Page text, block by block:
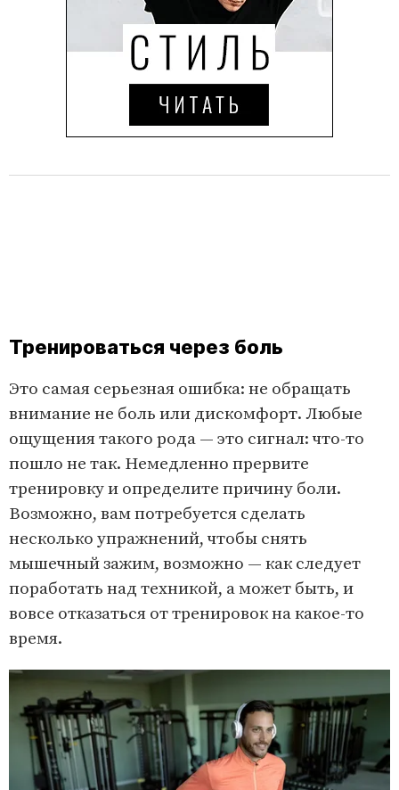
Тренироваться через боль
Это самая серьезная ошибка: не обращать
внимание не боль или дискомфорт. Любые
ощущения такого рода — это сигнал: что-то
пошло не так. Немедленно прервите
тренировку и определите причину боли.
Возможно, вам потребуется сделать
несколько упражнений, чтобы снять
мышечный зажим, возможно — как следует
поработать над техникой, а может быть, и
вовсе отказаться от тренировок на какое-то
время.